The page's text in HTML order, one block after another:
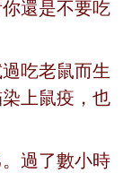
還是不要吃
吃老鼠而生
上鼠疫，也
過了數小時